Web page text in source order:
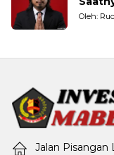
Oleh:
Jalan Pisangan